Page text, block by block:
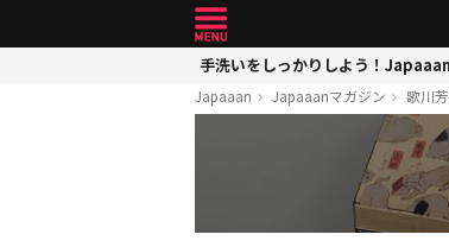
手洗いをしっかりしよう！Japaaan
Japaaan Japaaanマガジン 歌川